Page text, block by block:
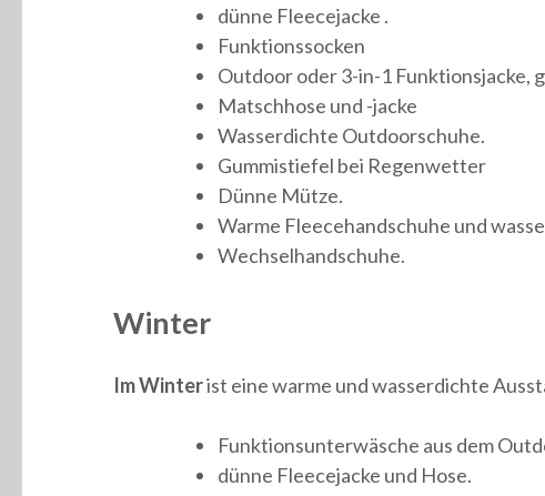
dünne Fleecejacke .
Funktionssocken
Outdoor oder 3-in-1 Funktionsjacke,
Matschhose und -jacke
Wasserdichte Outdoorschuhe.
Gummistiefel bei Regenwetter
Dünne Mütze.
Warme Fleecehandschuhe und
Wechselhandschuhe.
Winter
Im Winterist eine warme und wasserdichte
Funktionsunterwäsche aus dem
dünne Fleecejacke und Hose.